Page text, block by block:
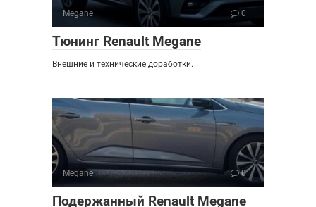
Megane 0
Тюнинг Renault Megane
Внешние и технические доработки.
Megane 0
Подержанный Renault Megane